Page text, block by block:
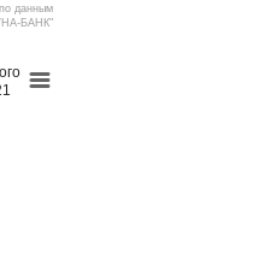
БАНК"
данным
БАНК"